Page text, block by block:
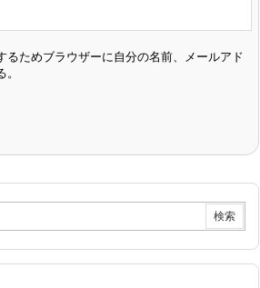
るためブラウザーに自分の名前、メールアド